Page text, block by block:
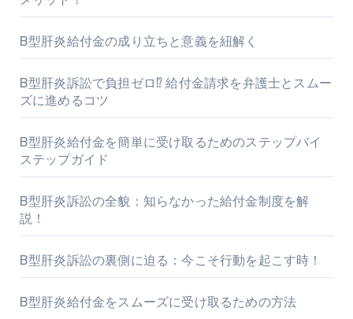
B型肝炎給付金の成り立ちと意義を紐解く
B型肝炎訴訟で負担ゼロ⁉ 給付金請求を弁護士とスムー
ズに進めるコツ
B型肝炎給付金を簡単に受け取るためのステップバイ
ステップガイド
B型肝炎訴訟の全貌：知らなかった給付金制度を解
説！
B型肝炎訴訟の裏側に迫る：今こそ行動を起こす時！
B型肝炎給付金をスムーズに受け取るための方法